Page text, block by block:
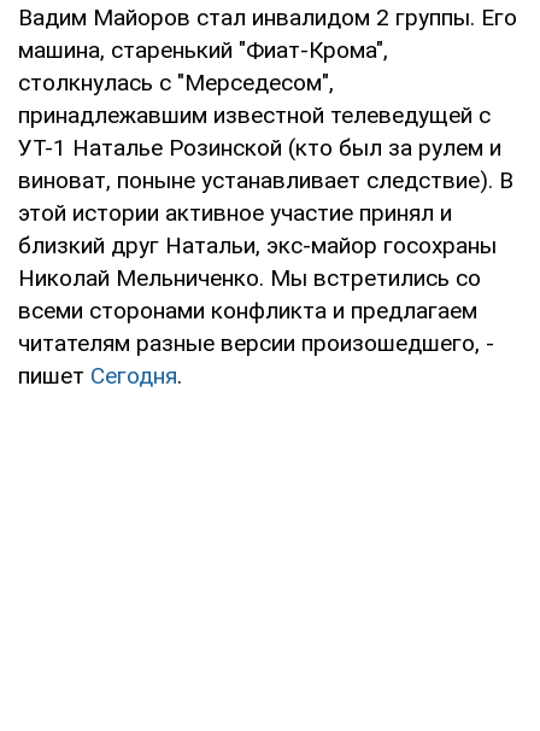
Вадим Майоров стал инвалидом 2 группы. Его
машина, старенький "Фиат-Крома",
столкнулась с "Мерседесом",
принадлежавшим известной телеведущей с
УТ-1 Наталье Розинской (кто был за рулем и
виноват, поныне устанавливает следствие). В
этой истории активное участие принял и
близкий друг Натальи, экс-майор госохраны
Николай Мельниченко. Мы встретились со
всеми сторонами конфликта и предлагаем
читателям разные версии произошедшего, -
пишет Сегодня.